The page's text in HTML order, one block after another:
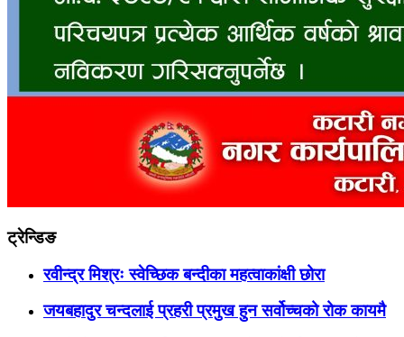
ट्रेन्डिङ
रवीन्द्र मिश्रः स्वेच्छिक बन्दीका महत्वाकांक्षी छोरा
जयबहादुर चन्दलाई प्रहरी प्रमुख हुन सर्वोच्चको रोक कायमै